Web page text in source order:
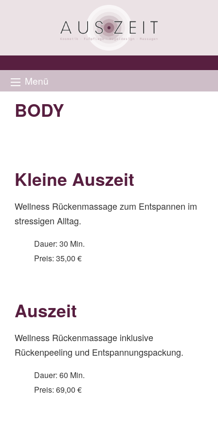
Menü
BODY
Kleine Auszeit
Wellness Rückenmassage zum Entspannen im
stressigen Alltag.
Dauer: 30 Min.
Preis: 35,00 €
Auszeit
Wellness Rückenmassage inklusive
Rückenpeeling und Entspannungspackung.
Dauer: 60 Min.
Preis: 69,00 €